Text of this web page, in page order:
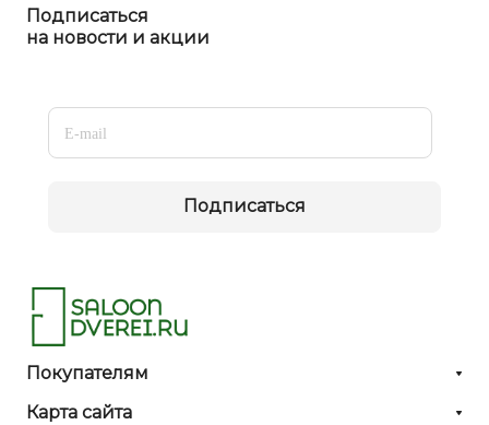
Подписаться
на новости и акции
Подписаться
Покупателям
Карта сайта